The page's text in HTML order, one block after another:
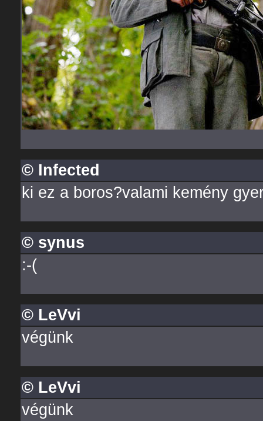
© Infected
ki ez a boros?valami kemény
© synus
:-(
© LeVvi
végünk
© LeVvi
végünk